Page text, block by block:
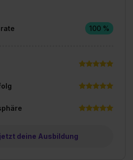
100 %
deine Ausbildung